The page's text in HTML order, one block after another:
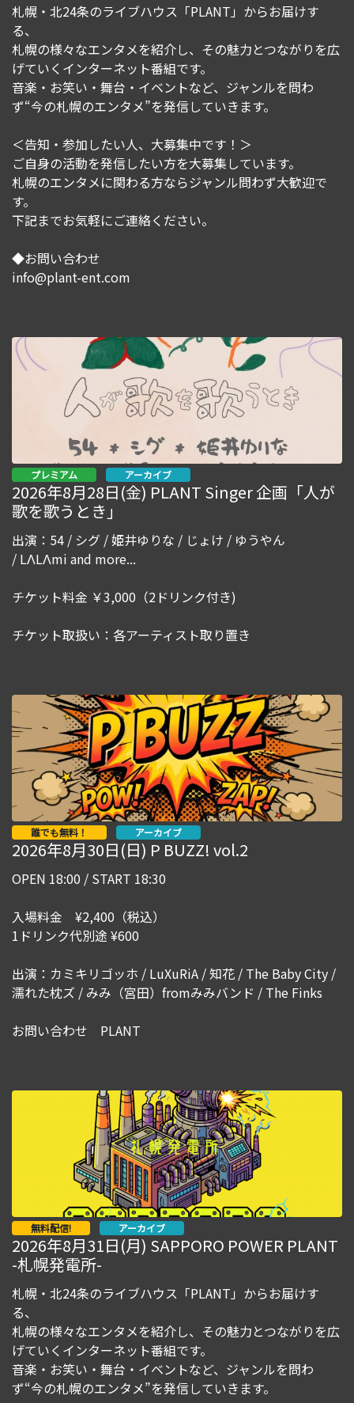
札幌・北24条のライブハウス「PLANT」からお届けす
る、
札幌の様々なエンタメを紹介し、その魅力とつながりを広
げていくインターネット番組です。
音楽・お笑い・舞台・イベントなど、ジャンルを問わ
ず“今の札幌のエンタメ”を発信していきます。
＜告知・参加したい人、大募集中です！＞
ご自身の活動を発信したい方を大募集しています。
札幌のエンタメに関わる方ならジャンル問わず大歓迎で
す。
下記までお気軽にご連絡ください。
◆お問い合わせ
info@plant-ent.com
プレミアム アーカイブ
2026年8月28日(金) PLANT Singer 企画「人が
歌を歌うとき」
出演：54 / シグ / 姫井ゆりな / じょけ / ゆうやん
/ LΛLΛmi and more...
チケット料金 ￥3,000（2ドリンク付き)
チケット取扱い：各アーティスト取り置き
誰でも無料！ アーカイブ
2026年8月30日(日) P BUZZ! vol.2
OPEN 18:00 / START 18:30
入場料金 ¥2,400（税込）
1ドリンク代別途 ¥600
出演：カミキリゴッホ / LuXuRiA / 知花 / The Baby City /
濡れた枕ズ / みみ（宮田）fromみみバンド / The Finks
お問い合わせ PLANT
無料配信! アーカイブ
2026年8月31日(月) SAPPORO POWER PLANT
-札幌発電所-
札幌・北24条のライブハウス「PLANT」からお届けす
る、
札幌の様々なエンタメを紹介し、その魅力とつながりを広
げていくインターネット番組です。
音楽・お笑い・舞台・イベントなど、ジャンルを問わ
ず“今の札幌のエンタメ”を発信していきます。